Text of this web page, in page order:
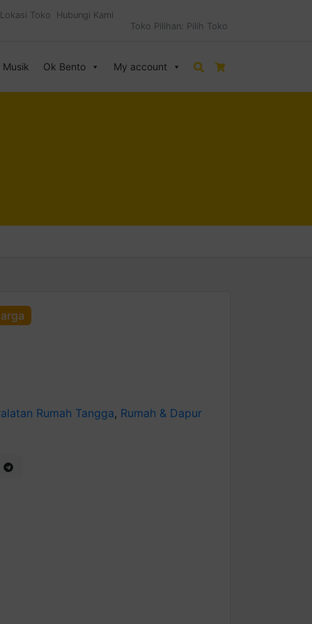
Lokasi Toko
Hubungi Kami
Toko Pilihan: Pilih Toko
Musik Ok Bento My account Search
Rumah Tangga, Rumah & Dapur